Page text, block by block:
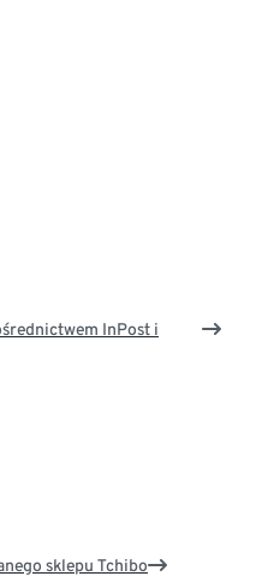
InPost i
sklepu Tchibo